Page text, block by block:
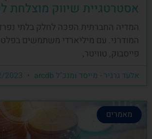
אסטרטגיית שיווק מוצלחת
המדיה החברתית הפכה לחלק בלתי
המודרני. עם מיליארדי משתמשים
פייסבוק, טוויטר,
אלעד גרגיר - מייסד ומנכ"ל arcdb
מאמרים